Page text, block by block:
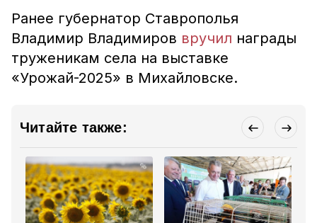
Ранее губернатор Ставрополья
Владимир Владимиров вручил награды
труженикам села на выставке
«Урожай-2025» в Михайловске.
Читайте также: